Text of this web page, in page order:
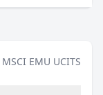
EMU UCITS